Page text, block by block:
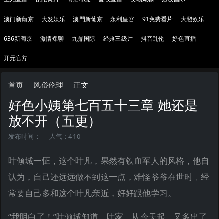
澳门新葡京 大发娱乐 澳門新葡京 永利皇宫 91免费看片 大發娱乐
636新葡京 激情裸聊 九鼎国际 经典三级片 抖音乱伦 好色直播
开元官方
首页 风俗伦理 正文
好色小姨第七百五十三章 她还是
放不开（五更）
发布时间： 人气：410
叶倾城一怔，这个叶凡，果然有铁血军人的风格，他自
认为，自己还远远做不到这一点，难怪爷爷在世时，经
常要自己多和这个叶凡亲近，好好跟他学习。
“我明白了！”叶倾城知道，叶家，从今天起，又多出了